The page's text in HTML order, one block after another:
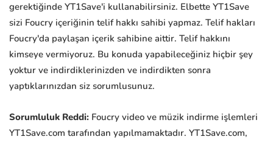
gerektiğinde YT1Save'i kullanabilirsiniz. Elbette YT1Save
sizi Foucry içeriğinin telif hakkı sahibi yapmaz. Telif hakları
Foucry'da paylaşan içerik sahibine aittir. Telif hakkını
kimseye vermiyoruz. Bu konuda yapabileceğiniz hiçbir şey
yoktur ve indirdiklerinizden ve indirdikten sonra
yaptıklarınızdan siz sorumlusunuz.
Sorumluluk Reddi: Foucry video ve müzik indirme işlemleri
YT1Save.com tarafından yapılmamaktadır. YT1Save.com,